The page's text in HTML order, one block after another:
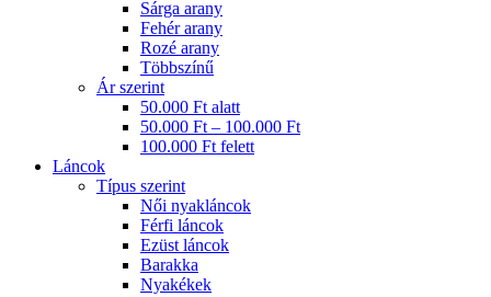
Sárga arany
Fehér arany
Rozé arany
Többszínű
Ár szerint
50.000 Ft alatt
50.000 Ft – 100.000 Ft
100.000 Ft felett
Láncok
Típus szerint
Női nyakláncok
Férfi láncok
Ezüst láncok
Barakka
Nyakékek